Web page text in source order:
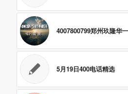
4007800799郑州玖隆华
5月19日400电话精选